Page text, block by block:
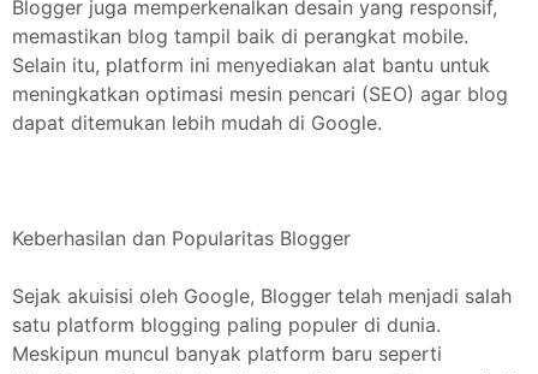
Blogger juga memperkenalkan desain yang responsif,
memastikan blog tampil baik di perangkat mobile.
Selain itu, platform ini menyediakan alat bantu untuk
meningkatkan optimasi mesin pencari (SEO) agar blog
dapat ditemukan lebih mudah di Google.
Keberhasilan dan Popularitas Blogger
Sejak akuisisi oleh Google, Blogger telah menjadi salah
satu platform blogging paling populer di dunia.
Meskipun muncul banyak platform baru seperti